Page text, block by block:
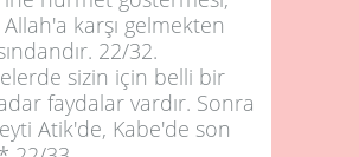
karşı gelmekten
22/32.
sizin için belli bir
faydalar vardır. Sonra
Atik'de, Kabe'de son